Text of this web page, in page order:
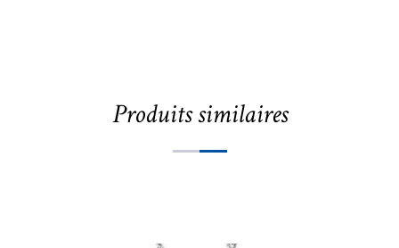
Produits similaires